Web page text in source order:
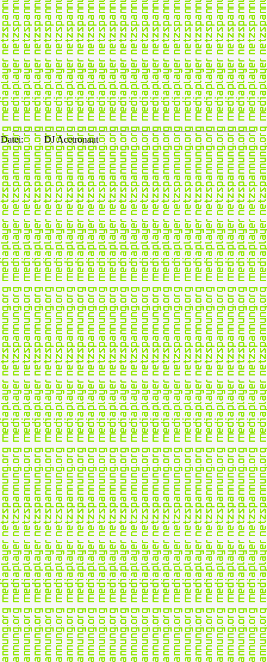
Datei: DJ Acetronaut